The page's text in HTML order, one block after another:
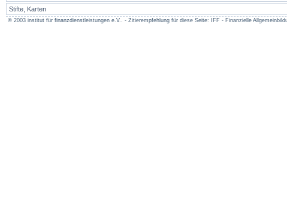
Stifte, Karten
© 2003 institut für finanzdienstleistungen e.V.. - Zitierempfehlung für diese Seite: IFF - Finanzielle